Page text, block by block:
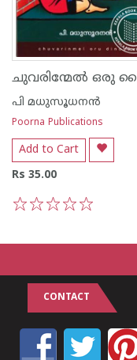
പി മധുസൂധനന്‍
Poorna Publications
Add to Cart
Rs 35.00
CONTACT